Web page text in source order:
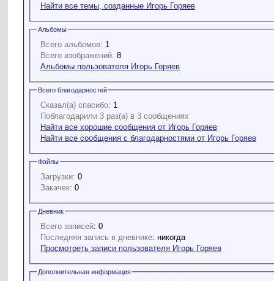
Найти все темы, созданные Игорь Горяев
Альбомы
Всего альбомов: 1
Всего изображений: 8
Альбомы пользователя Игорь Горяев
Всего благодарностей
Сказал(а) спасибо: 1
Поблагодарили 3 раз(а) в 3 сообщениях
Найти все хорошие сообщения от Игорь Горяев
Найти все сообщения с благодарностями от Игорь Горяев
Файлы
Загрузки: 0
Закачек: 0
Дневник
Всего записей: 0
Последняя запись в дневнике : никогда
Просмотреть записи пользователя Игорь Горяев
Дополнительная информация